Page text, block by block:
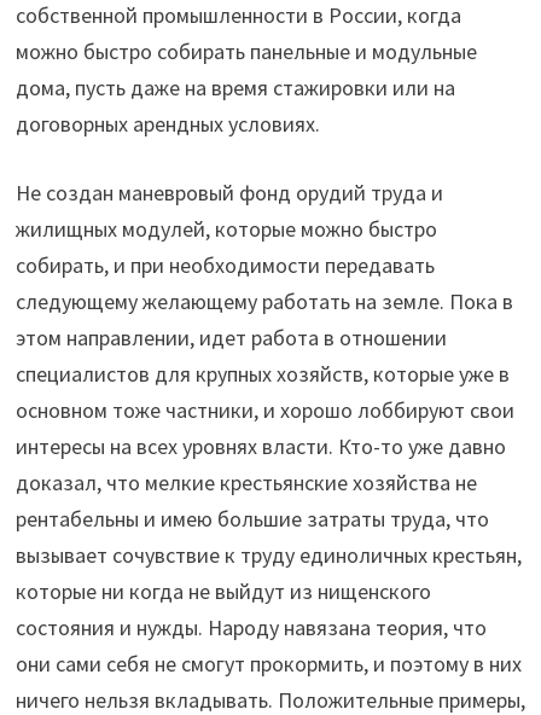
собственной промышленности в России, когда
можно быстро собирать панельные и модульные
дома, пусть даже на время стажировки или на
договорных арендных условиях.
Не создан маневровый фонд орудий труда и
жилищных модулей, которые можно быстро
собирать, и при необходимости передавать
следующему желающему работать на земле. Пока в
этом направлении, идет работа в отношении
специалистов для крупных хозяйств, которые уже в
основном тоже частники, и хорошо лоббируют свои
интересы на всех уровнях власти. Кто-то уже давно
доказал, что мелкие крестьянские хозяйства не
рентабельны и имею большие затраты труда, что
вызывает сочувствие к труду единоличных крестьян,
которые ни когда не выйдут из нищенского
состояния и нужды. Народу навязана теория, что
они сами себя не смогут прокормить, и поэтому в них
ничего нельзя вкладывать. Положительные примеры,